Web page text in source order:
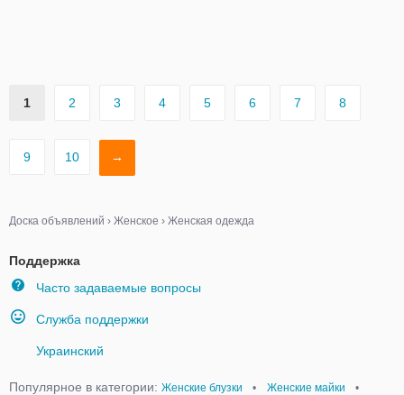
1 2 3 4 5 6 7 8
9 10 →
Доска объявлений › Женское › Женская одежда
Поддержка
Часто задаваемые вопросы
Служба поддержки
Украинский
Популярное в категории: Женские блузки • Женские майки
•